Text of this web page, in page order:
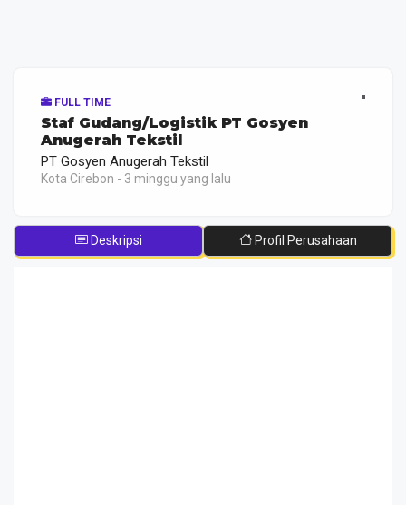
FULL TIME
Staf Gudang/Logistik PT Gosyen
Anugerah Tekstil
PT Gosyen Anugerah Tekstil
Kota Cirebon - 3 minggu yang lalu
Deskripsi Profil Perusahaan